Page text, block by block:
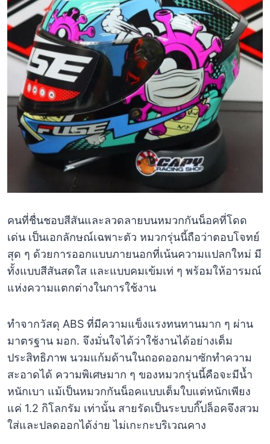
คนที่ชื่นชอบสีสันและลวดลายบนหมวกกันน็อคที่โดด
เด่น เป็นเอกลักษณ์เฉพาะตัว หมวกรุ่นนี้ถือว่าตอบโจทย์
สุด ๆ ด้วยการออกแบบภายนอกที่เน้นความแปลกใหม่ มี
ทั้งแบบสีสันสดใส และแบบคมเข้มเท่ ๆ พร้อมให้อารมณ์
แห่งความแตกต่างในการใช้งาน
ทำจากวัสดุ ABS ที่มีความแข็งแรงทนทานมาก ๆ ผ่าน
มาตรฐาน มอก. จึงมั่นใจได้ว่าใช้งานได้อย่างเต็ม
ประสิทธิภาพ นวมแก้มด้านในถอดออกมาซักทำความ
สะอาดได้ ความพิเศษมาก ๆ ของหมวกรุ่นนี้คือจะมีน้ำ
หนักเบา แม้เป็นหมวกกันน็อคแบบเต็มใบแต่หนักเพียง
แค่ 1.2 กิโลกรัม เท่านั้น สายรัดเป็นระบบกิ๊ปล็อคจึงสวม
ใส่และปลดออกได้ง่าย ไม่เกะกะบริเวณคาง